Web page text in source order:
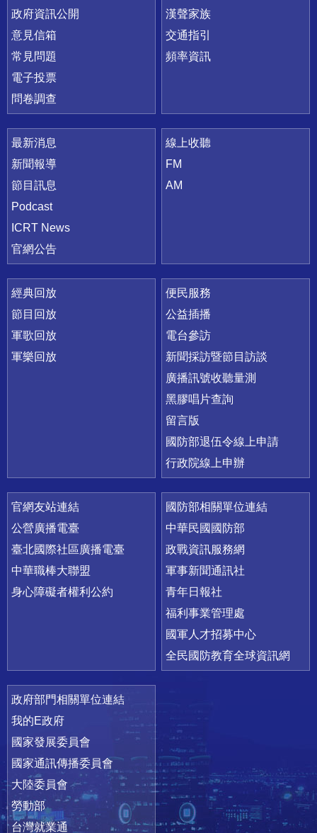
政府資訊公開
意見信箱
常見問題
電子投票
問卷調查
漢聲家族
交通指引
頻率資訊
最新消息
新聞報導
節目訊息
Podcast
ICRT News
官網公告
線上收聽
FM
AM
經典回放
節目回放
軍歌回放
軍樂回放
便民服務
公益插播
電台參訪
新聞採訪暨節目訪談
廣播訊號收聽量測
黑膠唱片查詢
留言版
國防部退伍令線上申請
行政院線上申辦
官網友站連結
公營廣播電臺
臺北國際社區廣播電臺
中華職棒大聯盟
身心障礙者權利公約
國防部相關單位連結
中華民國國防部
政戰資訊服務網
軍事新聞通訊社
青年日報社
福利事業管理處
國軍人才招募中心
全民國防教育全球資訊網
政府部門相關單位連結
我的E政府
國家發展委員會
國家通訊傳播委員會
大陸委員會
勞動部
台灣就業通